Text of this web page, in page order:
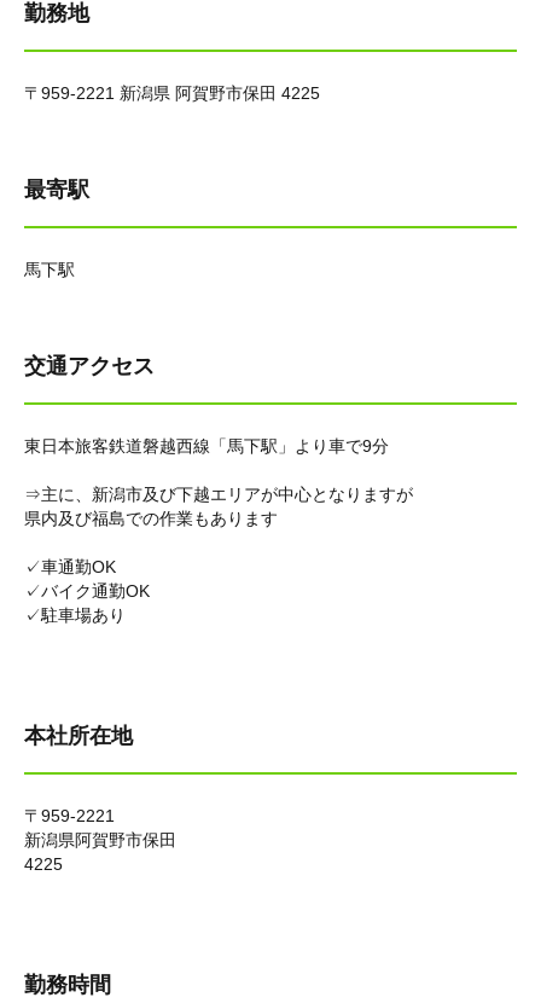
勤務地
〒959-2221 新潟県 阿賀野市保田 4225
最寄駅
馬下駅
交通アクセス
東日本旅客鉄道磐越西線「馬下駅」より車で9分
⇒主に、新潟市及び下越エリアが中心となりますが
県内及び福島での作業もあります
✓車通勤OK
✓バイク通勤OK
✓駐車場あり
本社所在地
〒959-2221
新潟県阿賀野市保田
4225
勤務時間